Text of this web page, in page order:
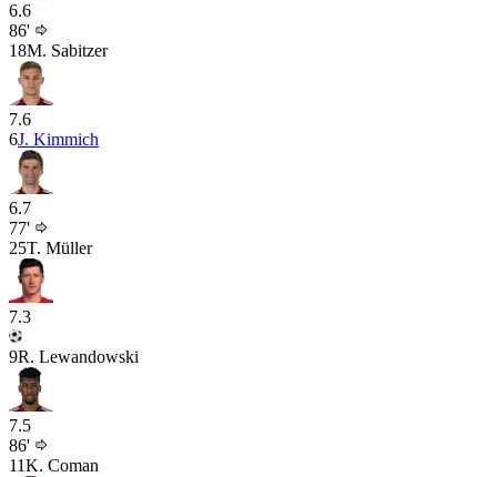
6.6
86'
18M. Sabitzer
7.6
6J. Kimmich
6.7
77'
25T. Müller
7.3
9R. Lewandowski
7.5
86'
11K. Coman